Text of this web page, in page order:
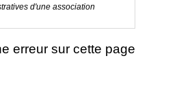
d'une association
erreur sur cette page